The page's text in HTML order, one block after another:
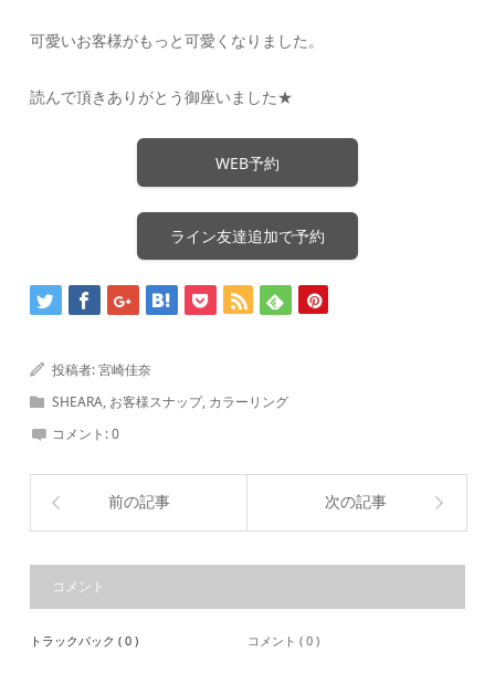
可愛いお客様がもっと可愛くなりました。
読んで頂きありがとう御座いました★
WEB予約
ライン友達追加で予約
投稿者:宮崎佳奈
SHEARA, お客様スナップ, カラーリング
コメント:0
前の記事 次の記事
コメント
トラックバック ( 0 ) コメント ( 0 )